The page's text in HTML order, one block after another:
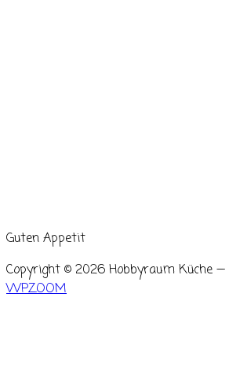
Guten Appetit
Copyright © 2026 Hobbyraum Küche —
WPZOOM